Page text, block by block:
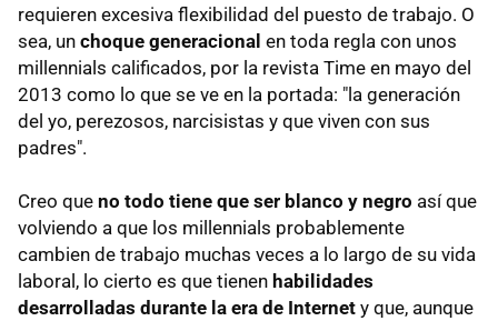
requieren excesiva flexibilidad del puesto de trabajo. O
sea, un choque generacional en toda regla con unos
millennials calificados, por la revista Time en mayo del
2013 como lo que se ve en la portada: "la generación
del yo, perezosos, narcisistas y que viven con sus
padres".
Creo que no todo tiene que ser blanco y negro así que
volviendo a que los millennials probablemente
cambien de trabajo muchas veces a lo largo de su vida
laboral, lo cierto es que tienen habilidades
desarrolladas durante la era de Internet y que, aunque